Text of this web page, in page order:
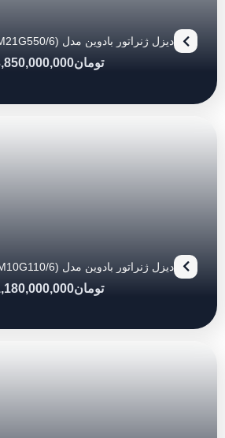
دیزل ژنراتور بادوین مدل (550KVA) 6M21G550/6
تومان
دیزل ژنراتور بادوین مدل (110KVA) 4M10G110/6
تومان